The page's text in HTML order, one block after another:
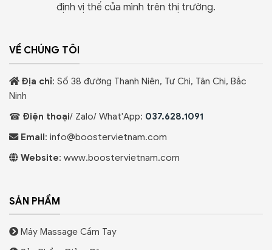
định vị thế của mình trên thị trường.
VỀ CHÚNG TÔI
Địa chỉ: Số 38 đường Thanh Niên, Tư Chi, Tân Chi, Bắc
Ninh
☎ Điện thoại/ Zalo/ What'App: 037.628.1091
Email: info@boostervietnam.com
Website: www.boostervietnam.com
SẢN PHẨM
Máy Massage Cầm Tay